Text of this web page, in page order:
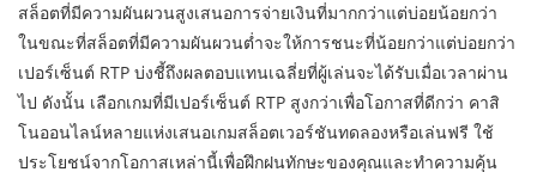
สล็อตที่มีความผันผวนสูงเสนอการจ่ายเงินที่มากกว่าแต่บ่อยน้อยกว่า
ในขณะที่สล็อตที่มีความผันผวนต่ำจะให้การชนะที่น้อยกว่าแต่บ่อยกว่า
เปอร์เซ็นต์ RTP บ่งชี้ถึงผลตอบแทนเฉลี่ยที่ผู้เล่นจะได้รับเมื่อเวลาผ่าน
ไป ดังนั้น เลือกเกมที่มีเปอร์เซ็นต์ RTP สูงกว่าเพื่อโอกาสที่ดีกว่า คาสิ
โนออนไลน์หลายแห่งเสนอเกมสล็อตเวอร์ชันทดลองหรือเล่นฟรี ใช้
ประโยชน์จากโอกาสเหล่านี้เพื่อฝึกฝนทักษะของคุณและทำความคุ้น